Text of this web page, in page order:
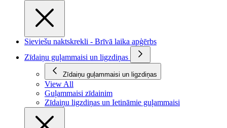
Sieviešu naktskrekli - Brīvā laika apģērbs
Zīdaiņu guļammaisi un ligzdiņas
Zīdaiņu guļammaisi un ligzdiņas
View All
Guļammaisi zīdainim
Zīdaiņu ligzdiņas un Ietināmie guļammaisi